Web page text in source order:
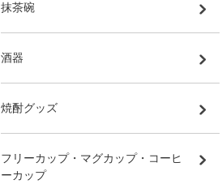
抹茶碗
酒器
焼酎グッズ
フリーカップ・マグカップ・コーヒ
ーカップ